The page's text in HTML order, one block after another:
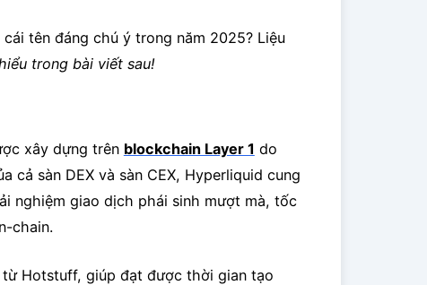
tên đáng chú ý trong năm 2025? Liệu
trong bài viết sau!
xây dựng trên blockchain Layer 1 do
sàn DEX và sàn CEX, Hyperliquid cung
nghiệm giao dịch phái sinh mượt mà, tốc
chain.
Hotstuff, giúp đạt được thời gian tạo